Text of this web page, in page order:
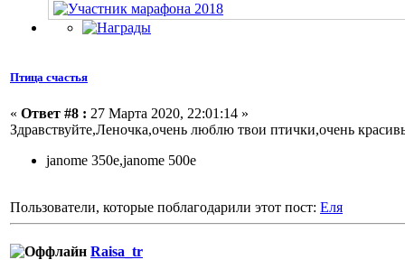
Птица счастья
« Ответ #8 : 27 Марта 2020, 22:01:14 »
Здравствуйте,Леночка,очень люблю твои птички,очень
janome 350e,janome 500e
Пользователи, которые поблагодарили этот пост: Еля
Raisa_tr